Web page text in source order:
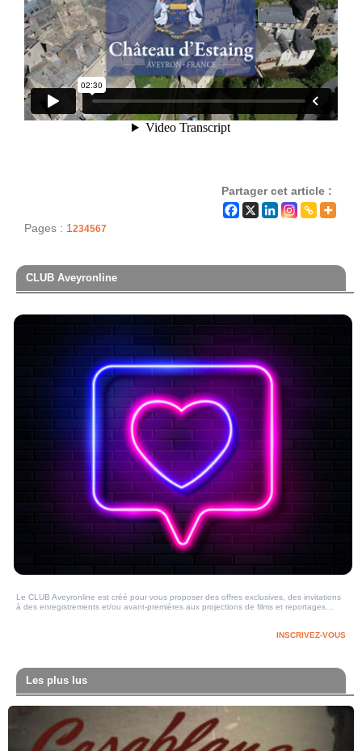
Partager cet article :
Pages : 1 234567
CLUB Aveyronline
Le CLUB Aveyronline est créé pour vous proposer des offres exclusives, des invitations
à des enregistrements et/ou avant-premières aux projections de films et reportages…
INSCRIVEZ-VOUS
Les plus lus